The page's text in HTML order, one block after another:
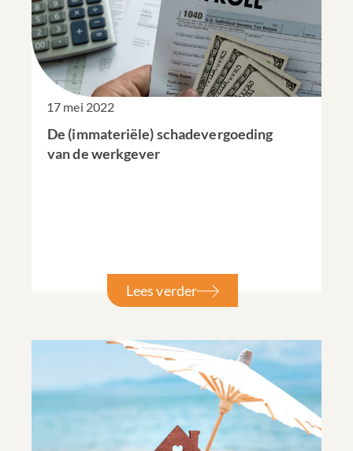
17 mei 2022
De (immateriële) schadevergoeding
van de werkgever
Lees verder